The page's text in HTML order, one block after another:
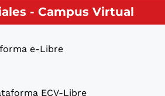
- Campus Virtual
e-Libre
ECV-Libre